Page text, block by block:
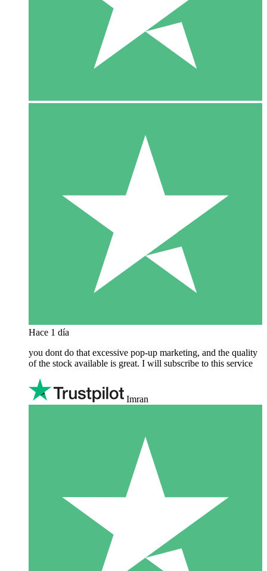
Hace 1 día
you dont do that excessive pop-up marketing, and the quality
of the stock available is great. I will subscribe to this service
Imran